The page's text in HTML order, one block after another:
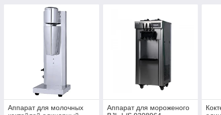
Аппарат для молочных
Аппарат для мороженого